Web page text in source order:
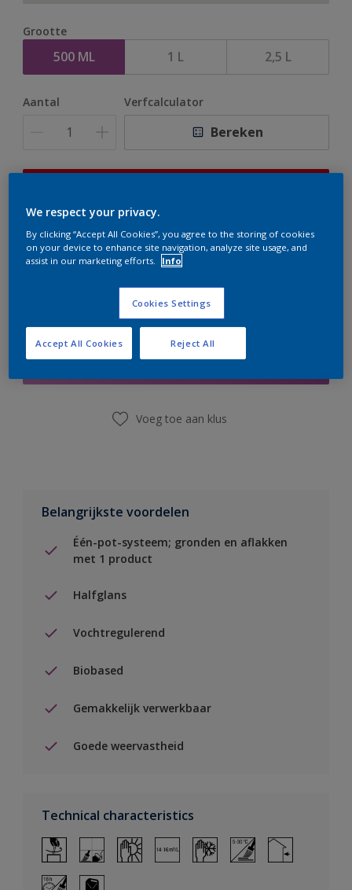
Grootte
500 ML 1 L 2,5 L
Aantal Verfcalculator
Bereken
te bestellen. Houd de website in de gaten, we werken
er hard aan om de voorraad aan te vullen.
Boodschappenlijst
Voeg toe aan klus
Belangrijkste voordelen
Één-pot-systeem; gronden en aflakken
met 1 product
Halfglans
Vochtregulerend
Biobased
Gemakkelijk verwerkbaar
Goede weervastheid
Technical characteristics
We respect your privacy.
By clicking “Accept All Cookies”, you agree to the storing of cookies
on your device to enhance site navigation, analyze site usage, and
assist in our marketing efforts.
Info
Cookies Settings
Reject All
Accept All Cookies